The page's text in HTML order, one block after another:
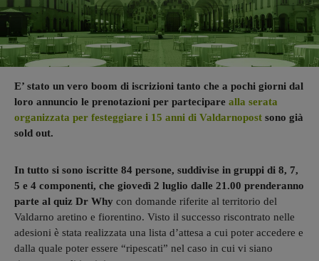
E’ stato un vero boom di iscrizioni tanto che a pochi giorni dal
loro annuncio le prenotazioni per partecipare alla serata
organizzata per festeggiare i 15 anni di Valdarnopost sono già
sold out.
In tutto si sono iscritte 84 persone, suddivise in gruppi di 8, 7,
5 e 4 componenti, che giovedì 2 luglio dalle 21.00 prenderanno
parte al quiz Dr Why con domande riferite al territorio del
Valdarno aretino e fiorentino. Visto il successo riscontrato nelle
adesioni è stata realizzata una lista d’attesa a cui poter accedere e
dalla quale poter essere “ripescati” nel caso in cui vi siano